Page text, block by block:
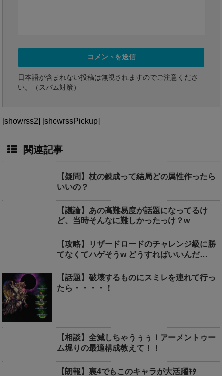
日本語が含まれない投稿は無視されますのでご注意くださ
い。（スパム対策）
[showrss2] [showrssPickup]
関連記事
【疑問】杖の錬成って結局どの属性作ったら
いいの？
【議論】あの高難易度が話題になってるけ
ど、当時そんなに難しかったっけ？w
【攻略】リザードロードのチャレンジ級に勝
てなくてハゲそうw どうすればいいんだ…
【話題】破壊するものにスミレを連れて行っ
たら・・・・！
【相談】全滅しちゃうぅぅ！アーメントゥー
ム堀りの最適構成教えて！！
【朗報】裏4でもこのキャラが大活躍ｷﾀ